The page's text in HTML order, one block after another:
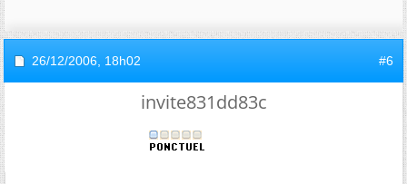
26/12/2006, 18h02 #6
invite831dd83c